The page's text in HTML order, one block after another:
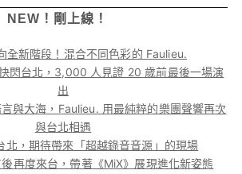
NEW！剛上線！
全新階段！混合不同色彩的 Faulieu.
快閃台北，3,000 人見證 20 歲前最後一場演
出
言與大海，Faulieu. 用最純粹的樂團聲響再次
與台北相遇
北，期待帶來「超越錄音音源」的現場
再度來台，帶著《MiX》展現進化新姿態